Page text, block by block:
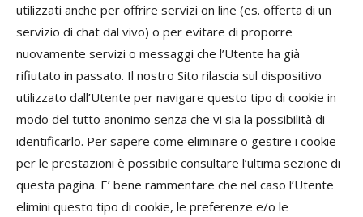
utilizzati anche per offrire servizi on line (es. offerta di un
servizio di chat dal vivo) o per evitare di proporre
nuovamente servizi o messaggi che l’Utente ha già
rifiutato in passato. Il nostro Sito rilascia sul dispositivo
utilizzato dall’Utente per navigare questo tipo di cookie in
modo del tutto anonimo senza che vi sia la possibilità di
identificarlo. Per sapere come eliminare o gestire i cookie
per le prestazioni è possibile consultare l’ultima sezione di
questa pagina. E’ bene rammentare che nel caso l’Utente
elimini questo tipo di cookie, le preferenze e/o le